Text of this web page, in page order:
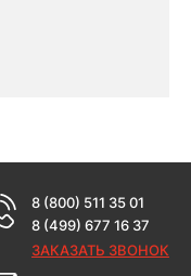
8 (800) 511 35 01
8 (499) 677 16 37
ЗАКАЗАТЬ ЗВОНОК